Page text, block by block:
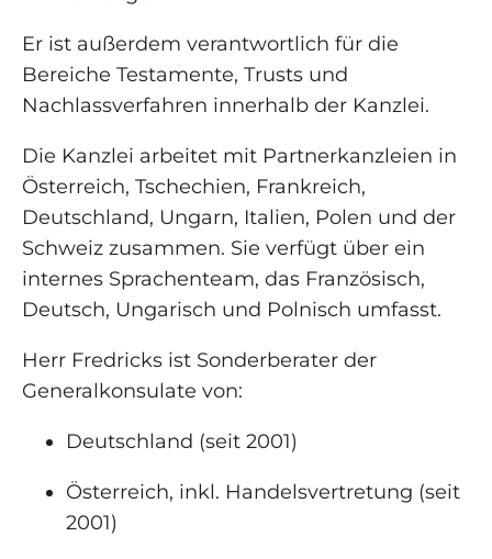
Er ist außerdem verantwortlich für die
Bereiche Testamente, Trusts und
Nachlassverfahren innerhalb der Kanzlei.
Die Kanzlei arbeitet mit Partnerkanzleien in
Österreich, Tschechien, Frankreich,
Deutschland, Ungarn, Italien, Polen und der
Schweiz zusammen. Sie verfügt über ein
internes Sprachenteam, das Französisch,
Deutsch, Ungarisch und Polnisch umfasst.
Herr Fredricks ist Sonderberater der
Generalkonsulate von:
Deutschland (seit 2001)
Österreich, inkl. Handelsvertretung (seit
2001)